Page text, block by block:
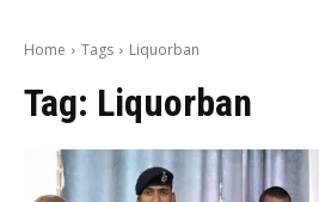
Home Tags Liquorban
Tag: Liquorban